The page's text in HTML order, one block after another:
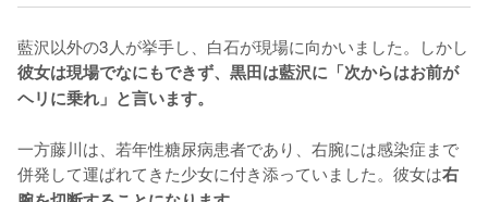
藍沢以外の3人が挙手し、白石が現場に向かいました。しかし
彼女は現場でなにもできず、黒田は藍沢に「次からはお前が
ヘリに乗れ」と言います。
一方藤川は、若年性糖尿病患者であり、右腕には感染症まで
併発して運ばれてきた少女に付き添っていました。彼女は右